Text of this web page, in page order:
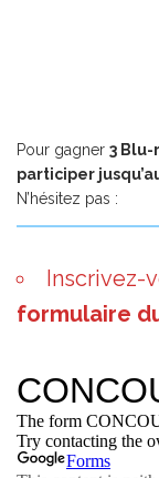
Pour gagner 3
participer
N’hésitez pas :
Inscrivez-
formulaire